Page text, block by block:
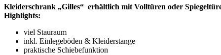
Kleiderschrank „Gilles“ erhältlich mit Volltüren oder
Highlights:
viel Stauraum
inkl. Einlegeböden & Kleiderstange
praktische Schiebefunktion